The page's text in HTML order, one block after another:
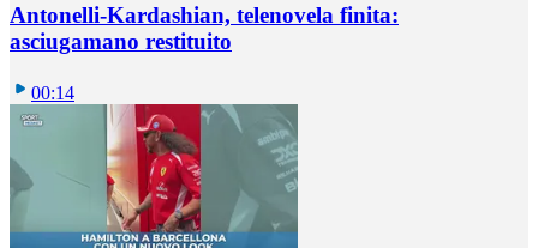
Antonelli-Kardashian, telenovela finita:
asciugamano restituito
00:14